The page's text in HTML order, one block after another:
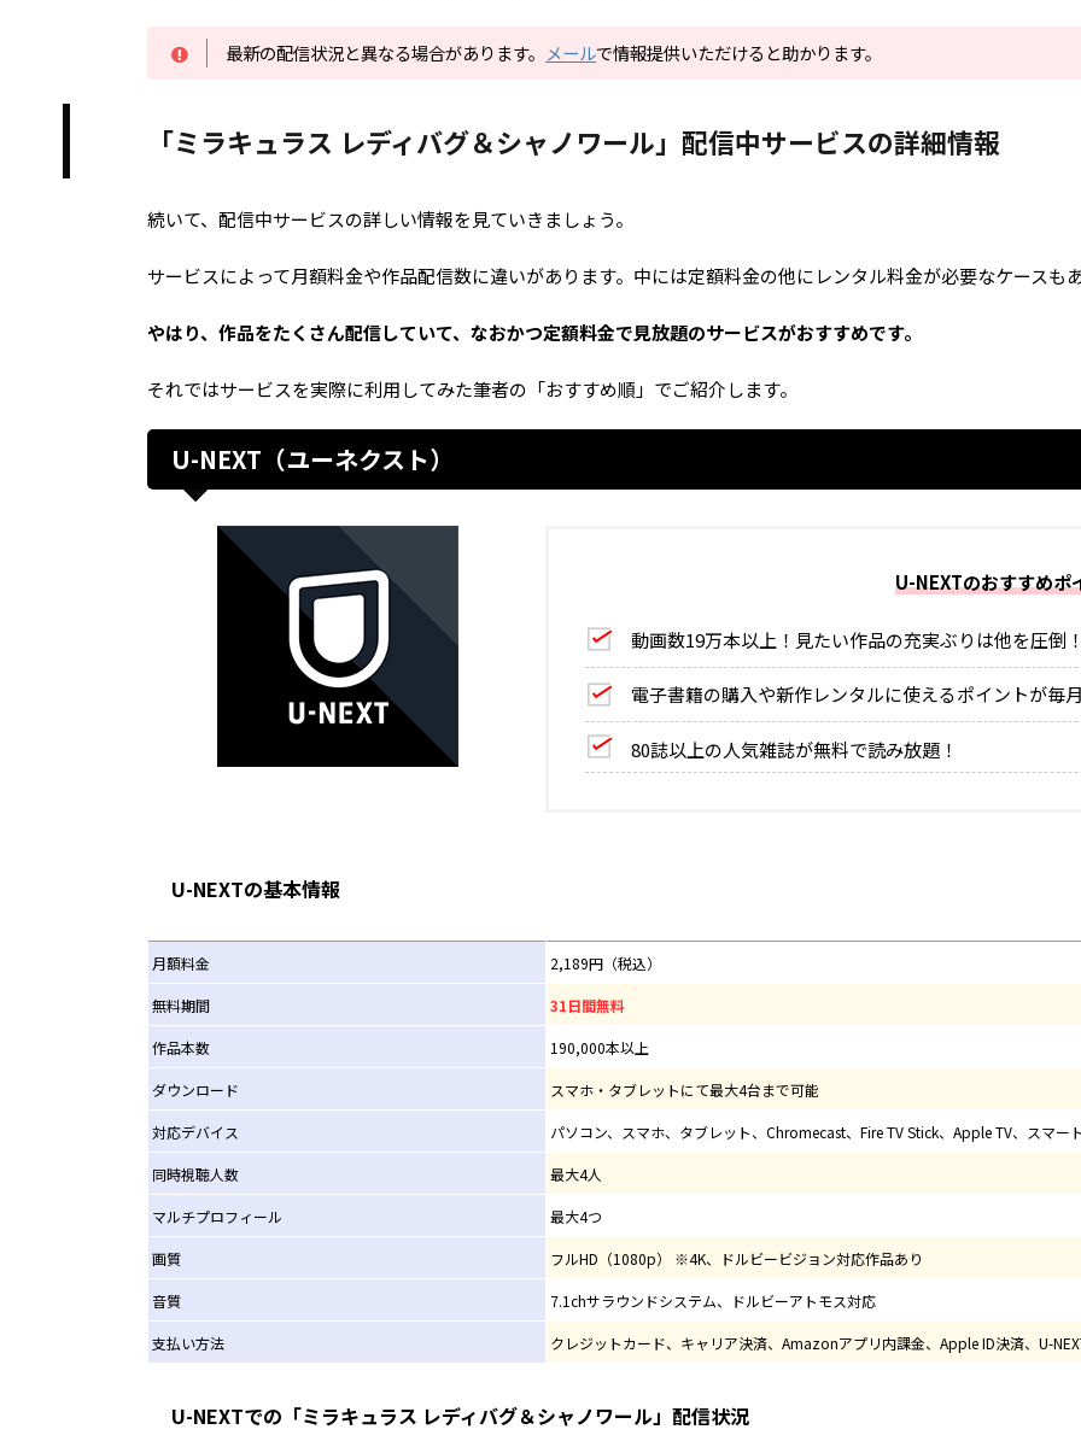
最新の配信状況と異なる場合があります。 メールで情報提供いただけると助かります。
「ミラキュラス レディバグ＆シャノワール」配信中サービスの詳細情報
続いて、配信中サービスの詳しい情報を見ていきましょう。
サービスによって月額料金や作品配信数に違いがあります。中には定額料金の他にレンタル料金が必要なケースも
やはり、作品をたくさん配信していて、なおかつ定額料金で見放題のサービスがおすすめです。
それではサービスを実際に利用してみた筆者の「おすすめ順」でご紹介します。
U-NEXT（ユーネクスト）
U-NEXTのおすすめポ
動画数19万本以上！見たい作品の充実ぶりは他を圧倒
電子書籍の購入や新作レンタルに使えるポイントが毎
80誌以上の人気雑誌が無料で読み放題！
U-NEXTの基本情報
月額料金 2,189円（税込）
無料期間 31日間無料
作品本数 190,000本以上
ダウンロード スマホ・タブレットにて最大4台まで可能
対応デバイス パソコン、スマホ、タブレット、Chromecast、Fire TV Stick、Apple TV、スマ
同時視聴人数 最大4人
マルチプロフィール 最大4つ
画質 フルHD（1080p） ※4K、ドルビービジョン対応作品あり
音質 7.1chサラウンドシステム、ドルビーアトモス対応
支払い方法 クレジットカード、キャリア決済、Amazonアプリ内課金、Apple ID決済、U-
U-NEXTでの「ミラキュラス レディバグ＆シャノワール」配信状況